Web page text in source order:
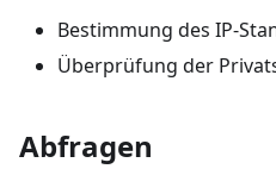
Bestimmung des IP-
Überprüfung der
Abfragen